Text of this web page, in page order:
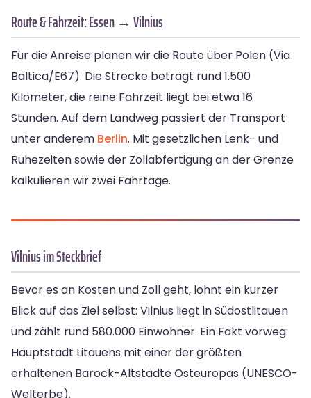
Route & Fahrzeit: Essen → Vilnius
Für die Anreise planen wir die Route über Polen (Via
Baltica/E67). Die Strecke beträgt rund 1.500
Kilometer, die reine Fahrzeit liegt bei etwa 16
Stunden. Auf dem Landweg passiert der Transport
unter anderem Berlin. Mit gesetzlichen Lenk- und
Ruhezeiten sowie der Zollabfertigung an der Grenze
kalkulieren wir zwei Fahrtage.
Vilnius im Steckbrief
Bevor es an Kosten und Zoll geht, lohnt ein kurzer
Blick auf das Ziel selbst: Vilnius liegt in Südostlitauen
und zählt rund 580.000 Einwohner. Ein Fakt vorweg:
Hauptstadt Litauens mit einer der größten
erhaltenen Barock-Altstädte Osteuropas (UNESCO-
Welterbe).